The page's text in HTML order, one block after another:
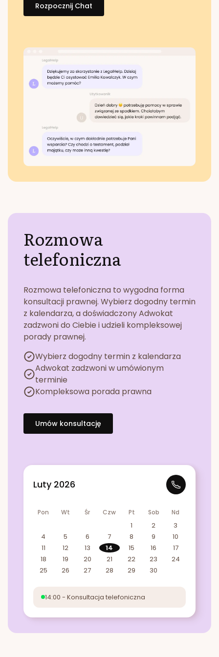
Rozpocznij Chat
Rozmowa
telefoniczna
Rozmowa telefoniczna to wygodna forma
konsultacji prawnej. Wybierz dogodny termin
z kalendarza, a doświadczony Adwokat
zadzwoni do Ciebie i udzieli kompleksowej
porady prawnej.
Wybierz dogodny termin z kalendarza
Adwokat zadzwoni w umówionym
terminie
Kompleksowa porada prawna
Umów konsultację
Luty 2026
Pon Wt Śr Czw Pt Sob Nd
1 2
3
4
5 6 7 8 9
10
11
12 13 14 15 16
17
18
19 20 21 22 23
24
25
26 27 28 29 30
14:00 - Konsultacja telefoniczna